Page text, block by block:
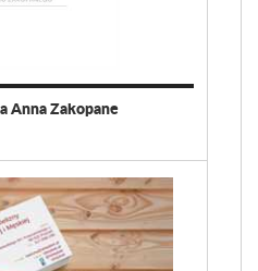
Anna Zakopane